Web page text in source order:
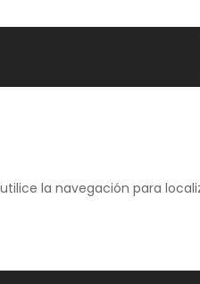
la navegación para